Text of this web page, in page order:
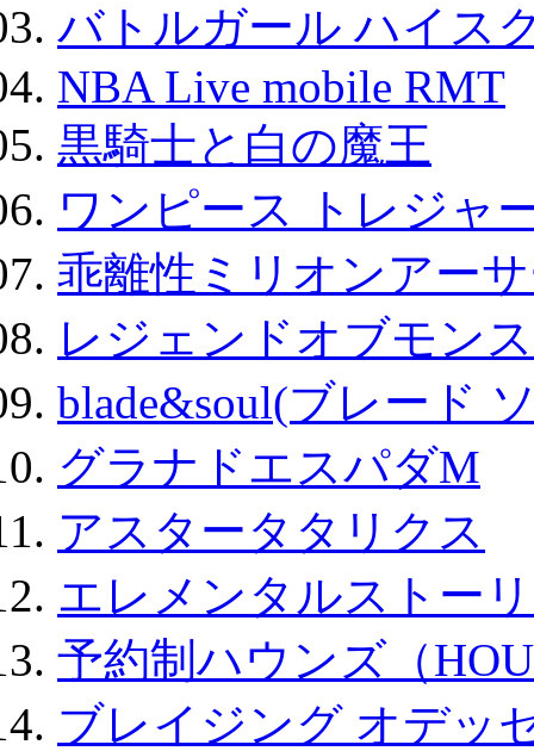
バトルガール ハイス
NBA Live mobile RMT
黒騎士と白の魔王
ワンピース トレジャ
乖離性ミリオンアー
レジェンドオブモン
blade&soul(ブレード
グラナドエスパダM
アスタータタリクス
エレメンタルストー
予約制ハウンズ（
ブレイジング オデッ